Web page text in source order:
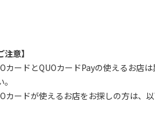
注意】
カードとQUOカードPayの使えるお店
カードが使えるお店をお探しの方は、